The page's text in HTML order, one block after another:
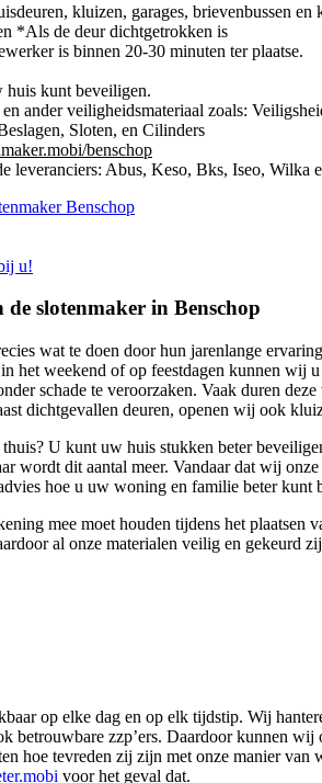
kluizen, garages, brievenbussen en
*Als de deur dichtgetrokken is
is binnen 20-30 minuten ter plaatse.
kunt beveiligen.
ander veiligheidsmateriaal zoals:
Sloten, en Cilinders
benschop
leveranciers: Abus, Keso, Bks, Iseo, Wilka
Benschop
u!
slotenmaker in Benschop
wat te doen door hun jarenlange
in het weekend of op feestdagen kunnen
schade te veroorzaken. Vaak duren
dichtgevallen deuren, openen wij ook
U kunt uw huis stukken beter
wordt dit aantal meer. Vandaar dat wij
hoe u uw woning en familie beter kunt
mee moet houden tijdens het
al onze materialen veilig en gekeurd
op elke dag en op elk tijdstip. Wij
betrouwbare zzp’ers. Daardoor kunnen
hoe tevreden zij zijn met onze manier
voor het geval dat.